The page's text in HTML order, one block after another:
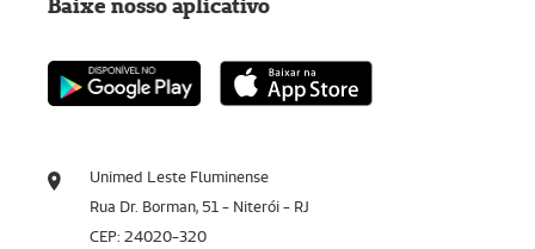
Unimed Leste Fluminense
Rua Dr. Borman, 51 - Niterói - RJ
CEP: 24020-320
Baixe nosso aplicativo